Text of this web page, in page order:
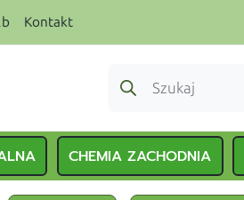
Kontakt
CHEMIA ZACHODNIA